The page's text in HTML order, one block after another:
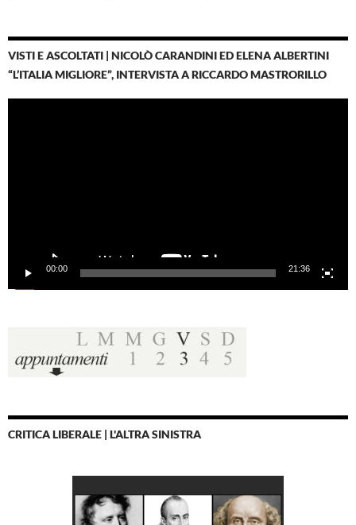
VISTI E ASCOLTATI | NICOLÒ CARANDINI ED ELENA ALBERTINI
“L’ITALIA MIGLIORE”, INTERVISTA A RICCARDO MASTRORILLO
00:00 21:36
CRITICA LIBERALE | L'ALTRA SINISTRA